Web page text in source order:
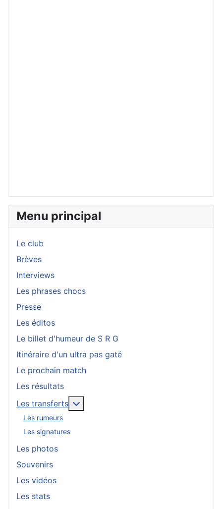
Menu principal
Le club
Brèves
Interviews
Les phrases chocs
Presse
Les éditos
Le billet d'humeur de S R G
Itinéraire d'un ultra pas gaté
Le prochain match
Les résultats
Les transferts
Les rumeurs
Les signatures
Les photos
Souvenirs
Les vidéos
Les stats